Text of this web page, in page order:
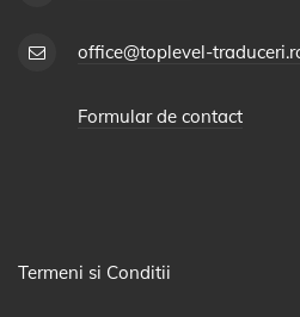
office@toplevel-
Formular de contact
Termeni si Conditii